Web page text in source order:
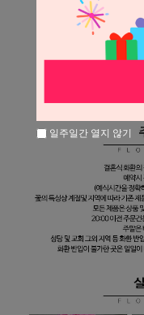
일주일간 열지 않기